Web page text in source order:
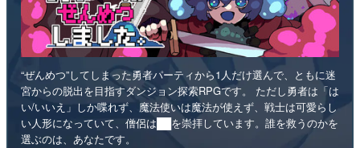
“ぜんめつ”してしまった勇者パーティから1人だけ選んで、ともに迷
宮からの脱出を目指すダンジョン探索RPGです。 ただし勇者は「は
い/いいえ」しか喋れず、魔法使いは魔法が使えず、戦士は可愛らし
い人形になっていて、僧侶は██を崇拝しています。誰を救うのかを
選ぶのは、あなたです。